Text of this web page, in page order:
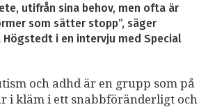
utifrån sina behov, men ofta är
som sätter stopp”, säger
Högstedt i en intervju med Special
och adhd är en grupp som på
i kläm i ett snabbföränderligt och